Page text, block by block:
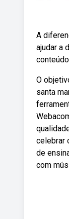
A
ajudar a
O
santa
celebrar
de
com